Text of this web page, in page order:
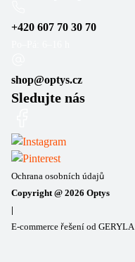
+420 607 70 30 70
shop@optys.cz
Sledujte nás
Ochrana osobních údajů
Copyright @ 2026 Optys
|
E-commerce řešení od GERYLA